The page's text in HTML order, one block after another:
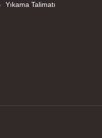
Yıkama Talimatı